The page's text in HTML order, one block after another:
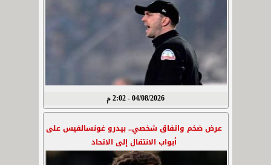
04/08/2026 - 2:02 م
عرض ضخم واتفاق شخصي.. بيدرو غونسالفيس على
أبواب الانتقال إلى الاتحاد